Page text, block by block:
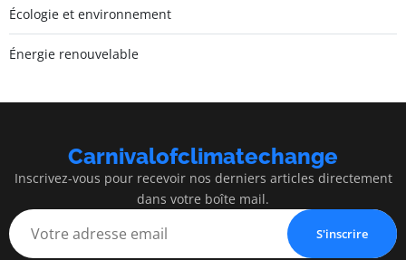
Écologie et environnement
Énergie renouvelable
Carnivalofclimatechange
Inscrivez-vous pour recevoir nos derniers articles directement
dans votre boîte mail.
S'inscrire